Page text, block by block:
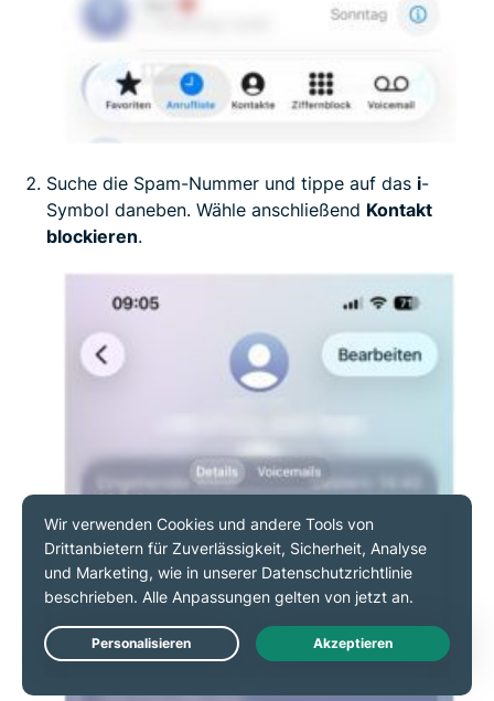
Suche die Spam-Nummer und tippe auf das i-
Symbol daneben. Wähle anschließend Kontakt
blockieren.
Live Chat